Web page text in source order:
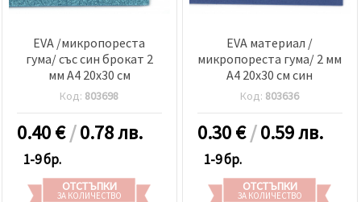
EVA /микропореста
гума/ със син брокат 2
мм А4 20x30 см
Код: 803698
0.40€/0.78 лв.
1-9 бр.
ОТСТЪПКИ
ЗА КОЛИЧЕСТВО
EVA материал /
микропореста гума/ 2 мм
А4 20x30 см син
Код: 803636
0.30€/0.59 лв.
1-9 бр.
ОТСТЪПКИ
ЗА КОЛИЧЕСТВО